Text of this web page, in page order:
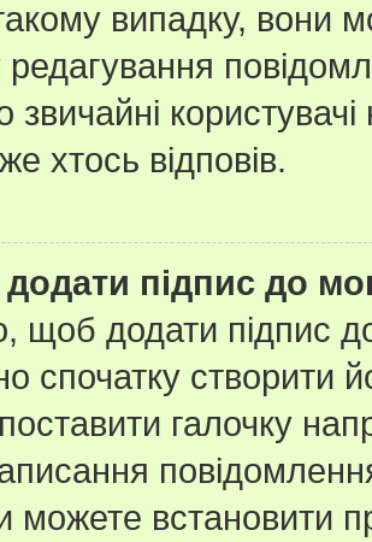
випадку, вони
звичайні
хтось відповів.
додати підпис до
щоб додати підпис
спочатку створити
галочку
можете встановити